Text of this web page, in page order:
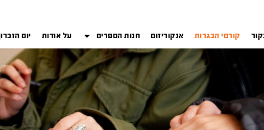
קורסי הבגרות אנקוריזום חנות הספרים על אודות יום